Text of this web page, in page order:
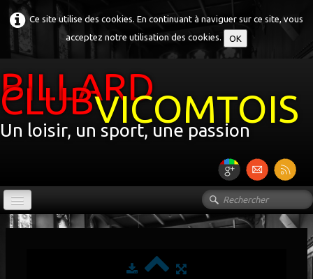
Ce site utilise des cookies. En continuant à naviguer sur ce site, vous
acceptez notre utilisation des cookies.
OK
BILLARD
CLUBVICOMTOIS
Un loisir, un sport, une passion
ACCUEIL